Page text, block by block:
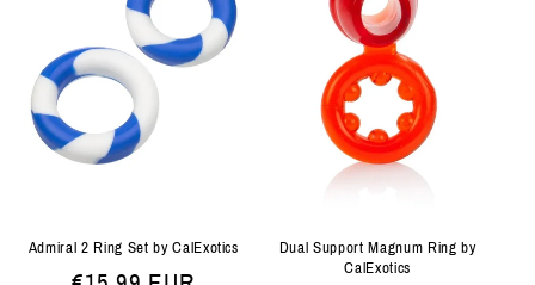
Admiral 2 Ring Set by CalExotics
Dual Support Magnum Ring by
CalExotics